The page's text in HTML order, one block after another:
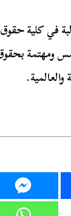
في كلية
ومهتمة بحقوق